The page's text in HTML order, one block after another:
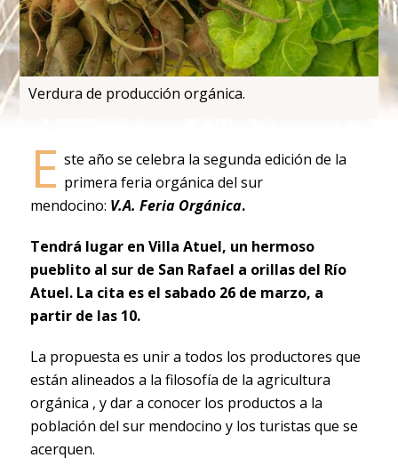
Verdura de producción orgánica.
E ste año se celebra la segunda edición de la
primera feria orgánica del sur
mendocino: V.A. Feria Orgánica.
Tendrá lugar en Villa Atuel, un hermoso
pueblito al sur de San Rafael a orillas del Río
Atuel. La cita es el sabado 26 de marzo, a
partir de las 10.
La propuesta es unir a todos los productores que
están alineados a la filosofía de la agricultura
orgánica , y dar a conocer los productos a la
población del sur mendocino y los turistas que se
acerquen.